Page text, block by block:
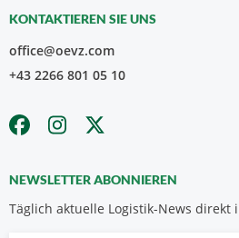
KONTAKTIEREN SIE UNS
office@oevz.com
+43 2266 801 05 10
NEWSLETTER ABONNIEREN
Täglich aktuelle Logistik-News direkt